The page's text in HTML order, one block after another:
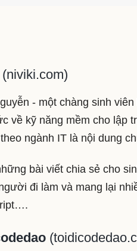
(niviki.com)
- một chàng sinh
về kỹ năng mềm cho lập
ngành IT là nội dung
bài viết chia sẻ cho
đi làm và mang lại